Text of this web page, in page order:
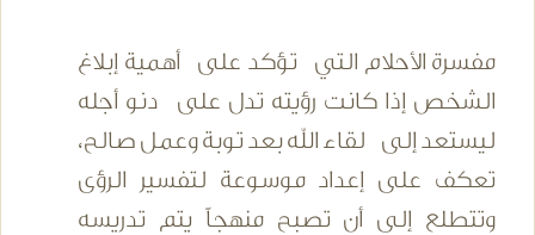
مفسرة الأحلام التي تؤكد على أهمية إبلاغ
الشخص إذا كانت رؤيته تدل على دنو أجله
ليستعد إلى لقاء الله بعد توبة وعمل صالح،
تعكف على إعداد موسوعة لتفسير الرؤى
وتتطلع إلى أن تصبح منهجاً يتم تدريسه